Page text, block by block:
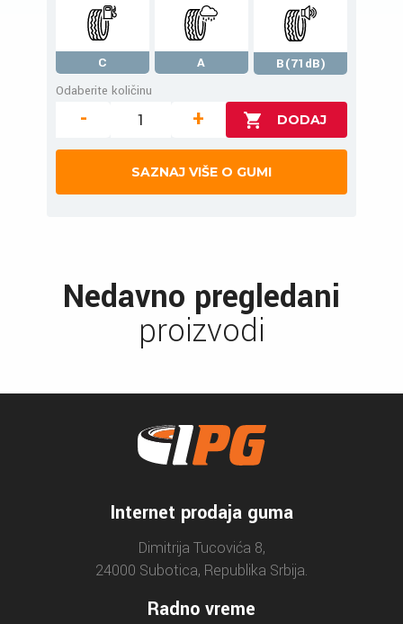
C A
B(71dB)
Odaberite količinu
- +
SAZNAJ VIŠE O GUMI
Nedavno pregledani
proizvodi
Internet prodaja guma
Dimitrija Tucovića 8,
24000 Subotica, Republika Srbija.
Radno vreme